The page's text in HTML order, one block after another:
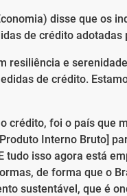
disse que os
de crédito adotadas
resiliência e
de crédito.
crédito, foi o país que
Interno Bruto]
tudo isso agora está
de forma que o
sustentável, que é